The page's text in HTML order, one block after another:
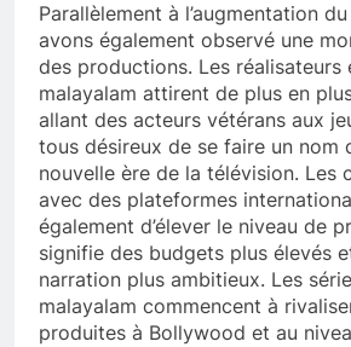
Parallèlement à l’augmentation
avons également observé une
des productions. Les réalisateurs
malayalam attirent de plus en
allant des acteurs vétérans aux
tous désireux de se faire un nom
nouvelle ère de la télévision. Les
avec des plateformes
également d’élever le niveau de
signifie des budgets plus élevés
narration plus ambitieux. Les
malayalam commencent à
produites à Bollywood et au